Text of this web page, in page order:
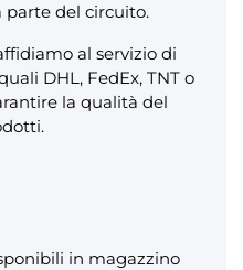
parte del circuito.
al servizio di
DHL, FedEx, TNT o
la qualità del
in magazzino